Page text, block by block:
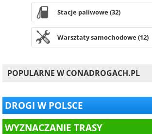
Stacje paliwowe (32)
Warsztaty samochodowe (12)
POPULARNE W CONADROGACH.PL
DROGI W POLSCE
WYZNACZANIE TRASY